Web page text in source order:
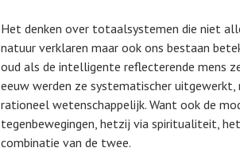
Het denken over totaalsystemen die niet
natuur verklaren maar ook ons bestaan
oud als de intelligente reflecterende mens
eeuw werden ze systematischer
rationeel wetenschappelijk. Want ook de
tegenbewegingen, hetzij via spiritualiteit,
combinatie van de twee.